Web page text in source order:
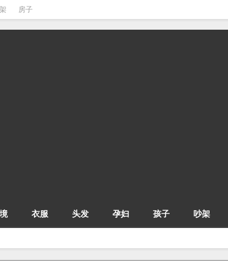
房子
衣服 头发 孕妇 孩子 吵架